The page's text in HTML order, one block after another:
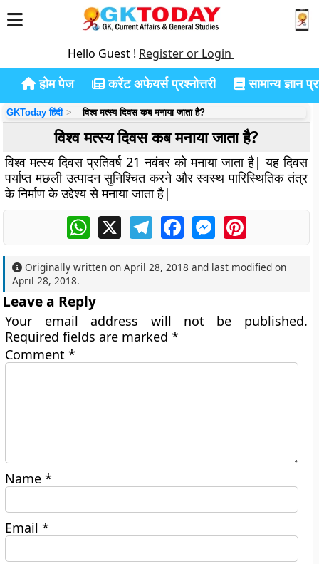
Hello Guest ! Register or Login
होम पेज करेंट अफेयर्स प्रश्नोत्तरी सामान्य ज्ञान
GKToday हिंदी विश्व मत्स्य दिवस कब मनाया जाता है?
विश्व मत्स्य दिवस कब मनाया जाता है?
विश्व मत्स्य दिवस प्रतिवर्ष 21 नवंबर को मनाया जाता है| यह दिवस
पर्याप्त मछली उत्पादन सुनिश्चित करने और स्वस्थ पारिस्थितिक तंत्र
के निर्माण के उद्देश्य से मनाया जाता है|
WhatsApp
X TelegramFacebookMessengerPinterest
Originally written onApril 28, 2018 and last modified on
April 28, 2018.
Leave a Reply
Your email address will not be published.
Required fields are marked*
Comment*
Name*
Email*